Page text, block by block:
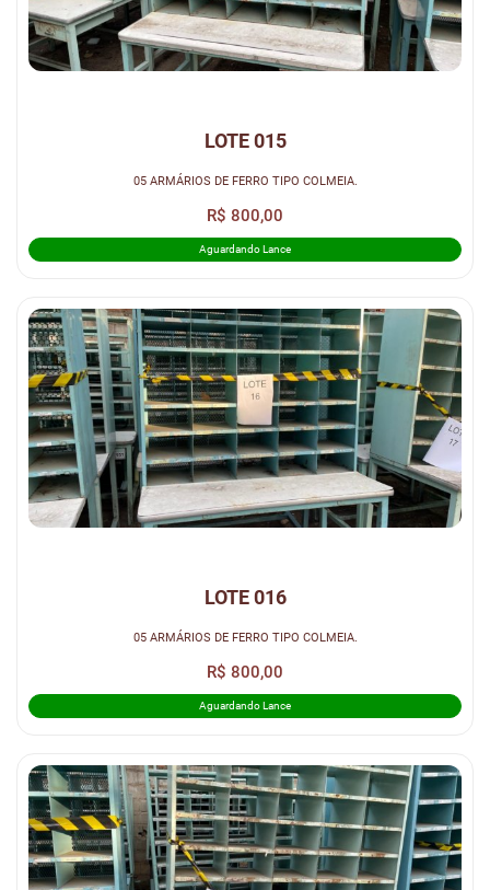
LOTE 015
05 ARMÁRIOS DE FERRO TIPO COLMEIA.
R$ 800,00
Aguardando Lance
LOTE 016
05 ARMÁRIOS DE FERRO TIPO COLMEIA.
R$ 800,00
Aguardando Lance